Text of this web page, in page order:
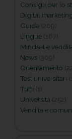
Consigli per lo
Digital
Guide (209)
Lingue (167)
Mindset e
News (309)
Orientamento
Test universitari
Tutti (1)
Università (252)
Vendita e